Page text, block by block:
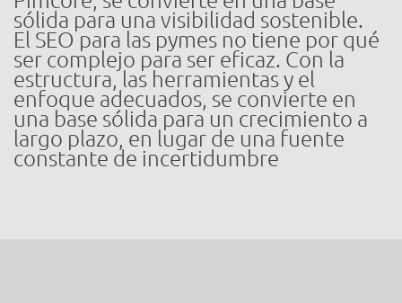
sólida para una visibilidad sostenible.
El SEO para las pymes no tiene por qué
ser complejo para ser eficaz. Con la
estructura, las herramientas y el
enfoque adecuados, se convierte en
una base sólida para un crecimiento a
largo plazo, en lugar de una fuente
constante de incertidumbre